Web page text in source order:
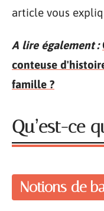
article vous
A lire également :
conteuse
famille ?
Qu’est-ce
Notions de